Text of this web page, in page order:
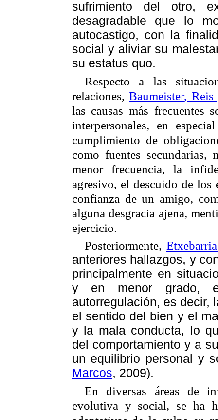
sufrimiento del otro,
desagradable que lo
autocastigo, con la
social y aliviar su
su estatus quo.
Respecto a las
relaciones,Baumeister,
las causas más frecuentes
interpersonales, en
cumplimiento de
como fuentes secundarias,
menor frecuencia, la
agresivo, el descuido de
confianza de un amigo,
alguna desgracia ajena,
ejercicio.
Posteriormente, Etxebarria
anteriores hallazgos, y
principalmente en
y en menor grado,
autorregulación, es decir,
el sentido del bien y el
y la mala conducta, lo
del comportamiento y a
un equilibrio personal y
Marcos, 2009).
En diversas áreas de
evolutiva y social, se ha